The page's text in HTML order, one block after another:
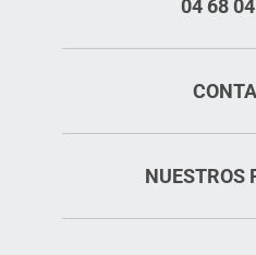
04 68
NUESTROS